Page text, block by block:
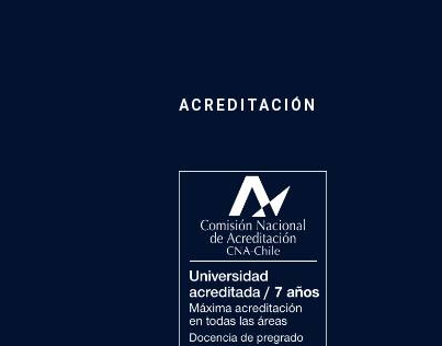
ACREDITACIÓN